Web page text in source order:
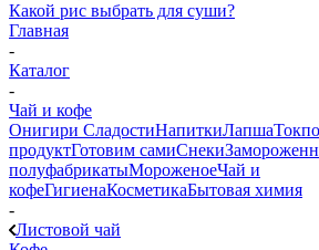
Какой рис выбрать для суши?
Главная
-
Каталог
-
Чай и кофе
Онигири СладостиНапиткиЛапша
продуктГотовим самиСнеки
полуфабрикатыМороженоеЧай и
кофеГигиенаКосметикаБытовая химия
-
Листовой чай